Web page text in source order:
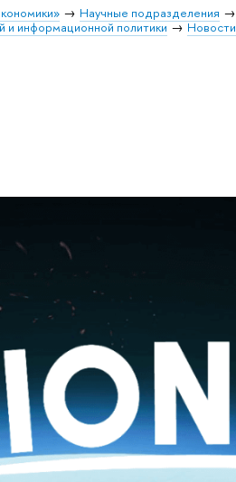
Научные подразделения
и информационной политики Новости